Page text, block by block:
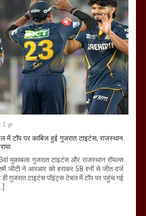
1 yr
में टॉप पर काबिज हुई गुजरात टाइटंस, राजस्थान
मुकाबला गुजरात टाइटंस और राजस्थान रॉयल्स
जीटी ने आरआर को हराकर 58 रनों से जीत दर्ज
गुजरात टाइटंस पॉइंट्स टेबल में टॉप पर पहुंच गई